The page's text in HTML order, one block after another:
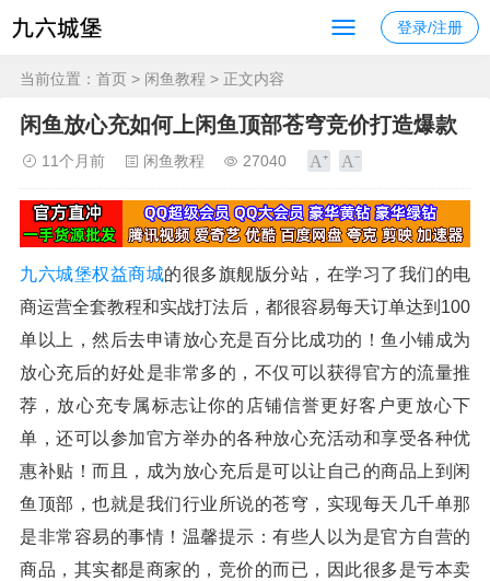
登录/注册
当前位置： 首页 > 闲鱼教程 > 正文内容
闲鱼放心充如何上闲鱼顶部苍穹竞价打造爆款
11个月前 闲鱼教程 27040
九六城堡权益商城的很多旗舰版分站，在学习了我们的电
商运营全套教程和实战打法后，都很容易每天订单达到100
单以上，然后去申请放心充是百分比成功的！鱼小铺成为
放心充后的好处是非常多的，不仅可以获得官方的流量推
荐，放心充专属标志让你的店铺信誉更好客户更放心下
单，还可以参加官方举办的各种放心充活动和享受各种优
惠补贴！而且，成为放心充后是可以让自己的商品上到闲
鱼顶部，也就是我们行业所说的苍穹，实现每天几千单那
是非常容易的事情！温馨提示：有些人以为是官方自营的
商品，其实都是商家的，竞价的而已，因此很多是亏本卖